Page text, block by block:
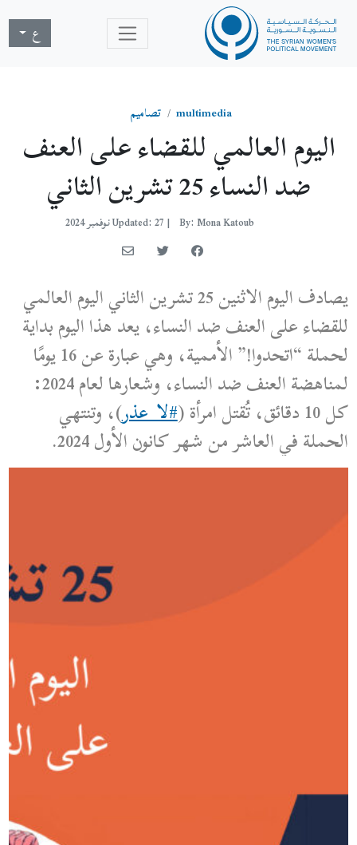
ع
multimedia تصاميم
اليوم العالمي للقضاء على العنف
ضد النساء 25 تشرين الثاني
By: Mona Katoub Updated: 27 نوفمبر 2024
يصادف اليوم الاثنين 25 تشرين الثاني اليوم العالمي
للقضاء على العنف ضد النساء، يعد هذا اليوم بداية
لحملة “اتحدوا!” الأممية، وهي عبارة عن 16 يومًا
لمناهضة العنف ضد النساء، وشعارها لعام 2024:
كل 10 دقائق، تُقتل امرأة ( #لا_عذر)، وتنتهي
الحملة في العاشر من شهر كانون الأول 2024.